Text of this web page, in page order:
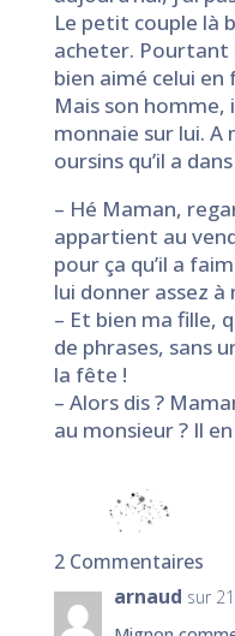
Le petit couple là
acheter. Pourtant
bien aimé celui
Mais son homme,
monnaie sur lui. A
oursins qu’il a
– Hé Maman,
appartient au
pour ça qu’il a
lui donner assez à
– Et bien ma fille,
de phrases, sans
la fête !
– Alors dis ?
au monsieur ? Il
2 Commentaires
arnaud sur